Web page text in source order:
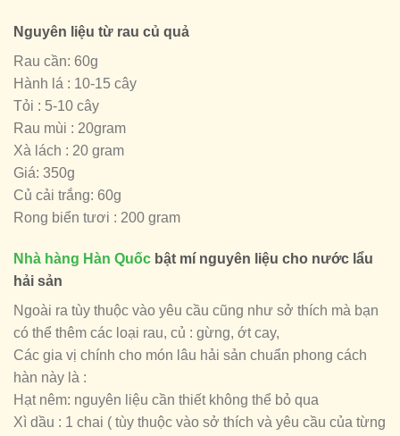
Nguyên liệu từ rau củ quả
Rau cần: 60g
Hành lá : 10-15 cây
Tỏi : 5-10 cây
Rau mùi : 20gram
Xà lách : 20 gram
Giá: 350g
Củ cải trắng: 60g
Rong biển tươi : 200 gram
Nhà hàng Hàn Quốc bật mí nguyên liệu cho nước lẩu
hải sản
Ngoài ra tùy thuộc vào yêu cầu cũng như sở thích mà bạn
có thể thêm các loại rau, củ : gừng, ớt cay,
Các gia vị chính cho món lâu hải sản chuẩn phong cách
hàn này là :
Hạt nêm: nguyên liệu cần thiết không thể bỏ qua
Xì dầu : 1 chai ( tùy thuộc vào sở thích và yêu cầu của từng